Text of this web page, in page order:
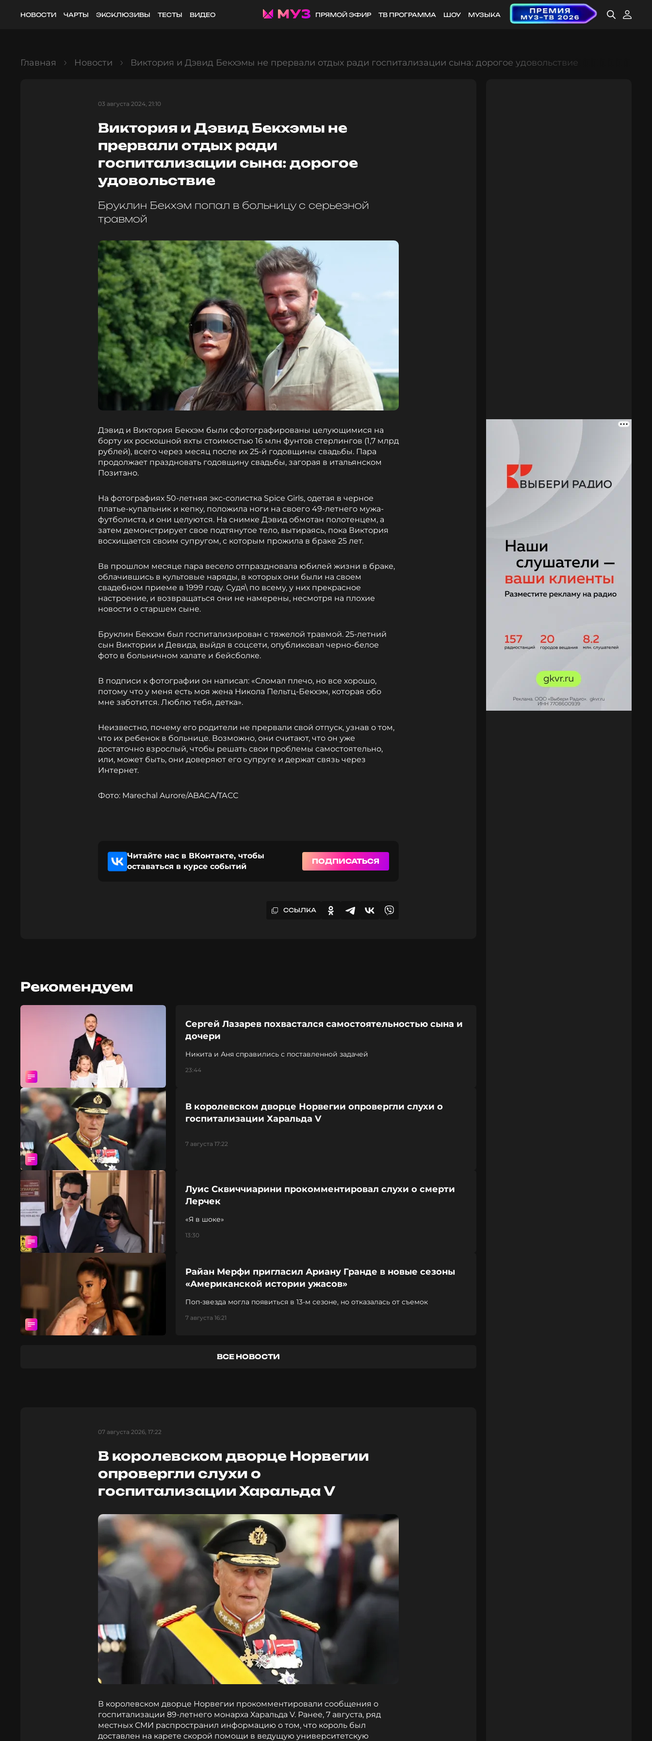
НОВОСТИ ЧАРТЫ ЭКСКЛЮЗИВЫ ТЕСТЫ ВИДЕО ПРЯМОЙ ЭФИР ТВ ПРОГРАММА ШОУ МУЗЫКА
Главная Новости Виктория и Дэвид Бекхэмы не прервали отдых ради госпитализации сына: дорогое удовольствие
03 августа 2024, 21:10
Виктория и Дэвид Бекхэмы не
прервали отдых ради
госпитализации сына: дорогое
удовольствие
Бруклин Бекхэм попал в больницу с серьезной
травмой
Дэвид и Виктория Бекхэм были сфотографированы целующимися на
борту их роскошной яхты стоимостью 16 млн фунтов стерлингов (1,7 млрд
рублей), всего через месяц после их 25-й годовщины свадьбы. Пара
продолжает праздновать годовщину свадьбы, загорая в итальянском
Позитано.
На фотографиях 50-летняя экс-солистка Spice Girls, одетая в черное
платье-купальник и кепку, положила ноги на своего 49-летнего мужа-
футболиста, и они целуются. На снимке Дэвид обмотан полотенцем, а
затем демонстрирует свое подтянутое тело, вытираясь, пока Виктория
восхищается своим супругом, с которым прожила в браке 25 лет.
Вв прошлом месяце пара весело отпраздновала юбилей жизни в браке,
облачившись в культовые наряды, в которых они были на своем
свадебном приеме в 1999 году. Судя\ по всему, у них прекрасное
настроение, и возвращаться они не намерены, несмотря на плохие
новости о старшем сыне.
Бруклин Бекхэм был госпитализирован с тяжелой травмой. 25-летний
сын Виктории и Девида, выйдя в соцсети, опубликовал черно-белое
фото в больничном халате и бейсболке.
В подписи к фотографии он написал: «Сломал плечо, но все хорошо,
потому что у меня есть моя жена Никола Пельтц-Бекхэм, которая обо
мне заботится. Люблю тебя, детка».
Неизвестно, почему его родители не прервали свой отпуск, узнав о том,
что их ребенок в больнице. Возможно, они считают, что он уже
достаточно взрослый, чтобы решать свои проблемы самостоятельно,
или, может быть, они доверяют его супруге и держат связь через
Интернет.
Фото: Marechal Aurore/ABACA/ТАСС
Читайте нас в ВКонтакте, чтобы
оставаться в курсе событий
ПОДПИСАТЬСЯ
ССЫЛКА
Рекомендуем
Сергей Лазарев похвастался самостоятельностью сына и
дочери
Никита и Аня справились с поставленной задачей
23:44
В королевском дворце Норвегии опровергли слухи о
госпитализации Харальда V
7 августа 17:22
Луис Сквиччиарини прокомментировал слухи о смерти
Лерчек
«Я в шоке»
13:30
Райан Мерфи пригласил Ариану Гранде в новые сезоны
«Американской истории ужасов»
Поп-звезда могла появиться в 13-м сезоне, но отказалась от съемок
7 августа 16:21
ВСЕ НОВОСТИ
07 августа 2026, 17:22
В королевском дворце Норвегии
опровергли слухи о
госпитализации Харальда V
В королевском дворце Норвегии прокомментировали сообщения о
госпитализации 89-летнего монарха Харальда V. Ранее, 7 августа, ряд
местных СМИ распространил информацию о том, что король был
доставлен на карете скорой помощи в ведущую университетскую